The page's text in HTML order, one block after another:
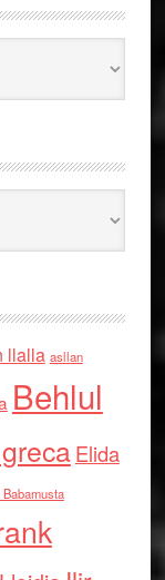
llalla asllan
Behlul
Elida
Babamusta